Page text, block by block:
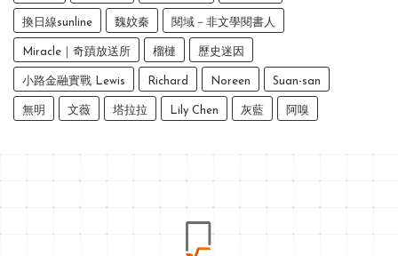
換日線sunline 魏妏秦 閱域－非文學閱書人
Miracle｜奇蹟放送所 榴槤 歷史迷因
小路金融實戰 Lewis Richard Noreen Suan-san
無明 文薇 塔拉拉 Lily Chen 灰藍 阿嗅